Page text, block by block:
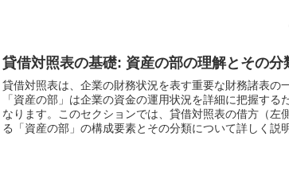
貸借対照表の基礎: 資産の部の理解とその分
貸借対照表は、企業の財務状況を表す重要な財務諸表の
「資産の部」は企業の資金の運用状況を詳細に把握する
なります。このセクションでは、貸借対照表の借方（左
る「資産の部」の構成要素とその分類について詳しく説